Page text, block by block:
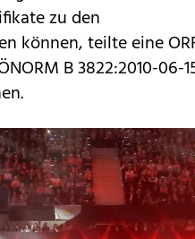
zu den
können, teilte eine
B 3822:2010-06-